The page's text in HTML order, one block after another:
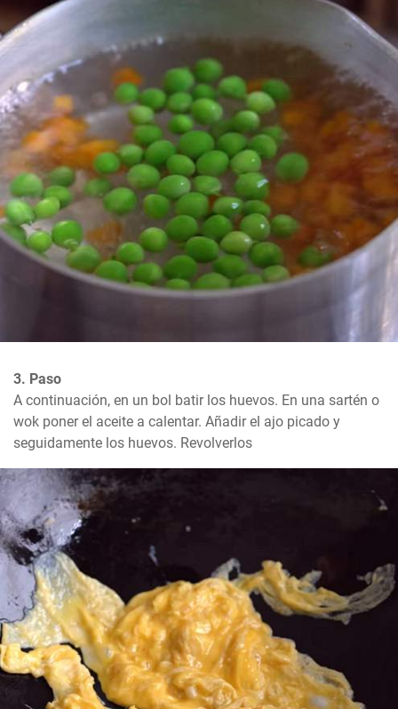
3. Paso
A continuación, en un bol batir los huevos. En una sartén o
wok poner el aceite a calentar. Añadir el ajo picado y
seguidamente los huevos. Revolverlos